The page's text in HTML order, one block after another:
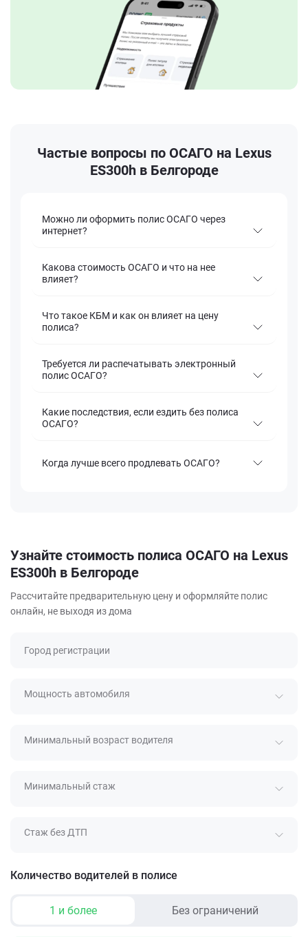
Частые вопросы по ОСАГО на Lexus
ES300h в Белгороде
Можно ли оформить полис ОСАГО через
интернет?
Какова стоимость ОСАГО и что на нее
влияет?
Что такое КБМ и как он влияет на цену
полиса?
Требуется ли распечатывать электронный
полис ОСАГО?
Какие последствия, если ездить без полиса
ОСАГО?
Когда лучше всего продлевать ОСАГО?
Узнайте стоимость полиса ОСАГО на Lexus
ES300h в Белгороде
Рассчитайте предварительную цену и оформляйте полис
онлайн, не выходя из дома
Город регистрации
Мощность автомобиля
Минимальный возраст водителя
Минимальный стаж
Стаж без ДТП
Количество водителей в полисе
1 и более Без ограничений